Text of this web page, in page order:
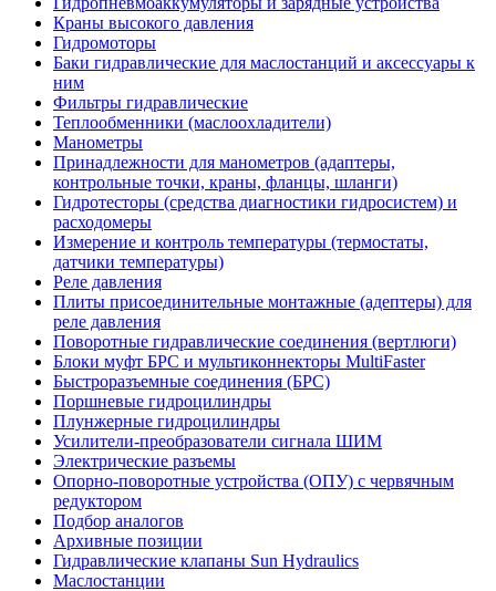
Краны высокого давления
Гидромоторы
Баки гидравлические для маслостанций и аксессуары к
ним
Фильтры гидравлические
Теплообменники (маслоохладители)
Манометры
Принадлежности для манометров (адаптеры,
контрольные точки, краны, фланцы, шланги)
Гидротесторы (средства диагностики гидросистем) и
расходомеры
Измерение и контроль температуры (термостаты,
датчики температуры)
Реле давления
Плиты присоединительные монтажные (адептеры) для
реле давления
Поворотные гидравлические соединения (вертлюги)
Блоки муфт БРС и мультиконнекторы MultiFaster
Быстроразъемные соединения (БРС)
Поршневые гидроцилиндры
Плунжерные гидроцилиндры
Усилители-преобразователи сигнала ШИМ
Электрические разъемы
Опорно-поворотные устройства (ОПУ) с червячным
редуктором
Подбор аналогов
Архивные позиции
Гидравлические клапаны Sun Hydraulics
Маслостанции